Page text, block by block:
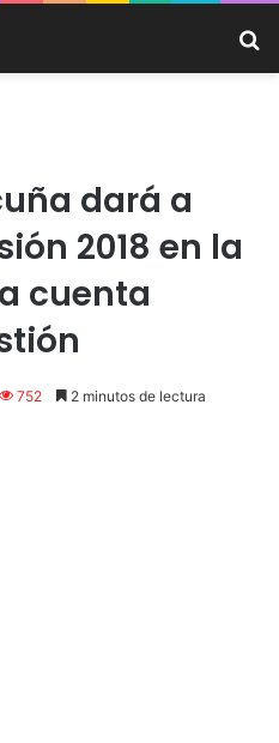
dará a
2018 en la
cuenta
752 2 minutos de lectura